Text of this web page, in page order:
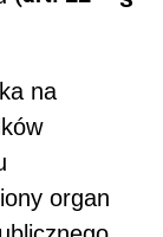
na
organ